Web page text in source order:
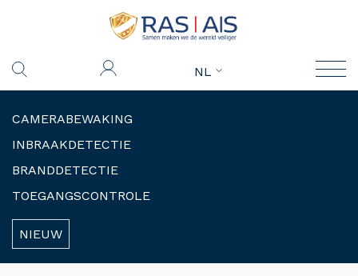
NL
CAMERABEWAKING
INBRAAKDETECTIE
BRANDDETECTIE
TOEGANGSCONTROLE
NIEUW